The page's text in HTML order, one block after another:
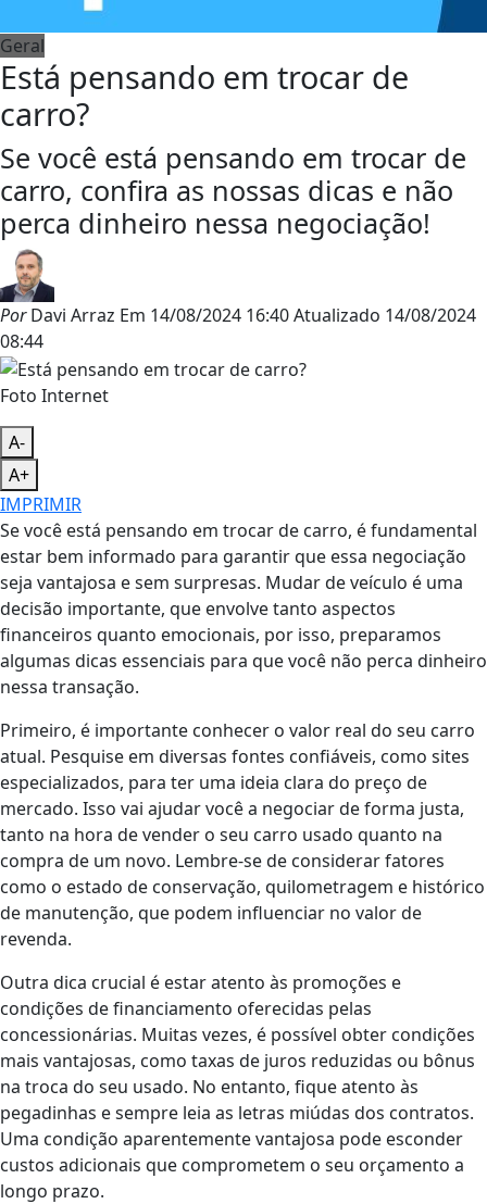
Geral
Está pensando em trocar de
carro?
Se você está pensando em trocar de
carro, confira as nossas dicas e não
perca dinheiro nessa negociação!
PorDavi Arraz Em 14/08/2024 16:40Atualizado 14/08/2024
08:44
Foto Internet
A-
A+
IMPRIMIR
Se você está pensando em trocar de carro, é fundamental
estar bem informado para garantir que essa negociação
seja vantajosa e sem surpresas. Mudar de veículo é uma
decisão importante, que envolve tanto aspectos
financeiros quanto emocionais, por isso, preparamos
algumas dicas essenciais para que você não perca dinheiro
nessa transação.
Primeiro, é importante conhecer o valor real do seu carro
atual. Pesquise em diversas fontes confiáveis, como sites
especializados, para ter uma ideia clara do preço de
mercado. Isso vai ajudar você a negociar de forma justa,
tanto na hora de vender o seu carro usado quanto na
compra de um novo. Lembre-se de considerar fatores
como o estado de conservação, quilometragem e histórico
de manutenção, que podem influenciar no valor de
revenda.
Outra dica crucial é estar atento às promoções e
condições de financiamento oferecidas pelas
concessionárias. Muitas vezes, é possível obter condições
mais vantajosas, como taxas de juros reduzidas ou bônus
na troca do seu usado. No entanto, fique atento às
pegadinhas e sempre leia as letras miúdas dos contratos.
Uma condição aparentemente vantajosa pode esconder
custos adicionais que comprometem o seu orçamento a
longo prazo.